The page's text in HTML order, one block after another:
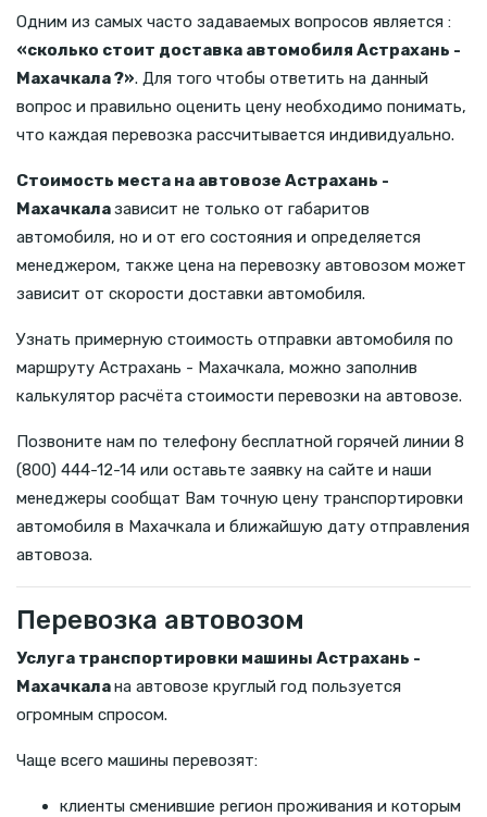
Одним из самых часто задаваемых вопросов является :
«сколько стоит доставка автомобиля Астрахань -
Махачкала ?». Для того чтобы ответить на данный
вопрос и правильно оценить цену необходимо понимать,
что каждая перевозка рассчитывается индивидуально.
Стоимость места на автовозе Астрахань -
Махачкалазависит не только от габаритов
автомобиля, но и от его состояния и определяется
менеджером, также цена на перевозку автовозом может
зависит от скорости доставки автомобиля.
Узнать примерную стоимость отправки автомобиля по
маршруту Астрахань - Махачкала, можно заполнив
калькулятор расчёта стоимости перевозки на автовозе.
Позвоните нам по телефону бесплатной горячей линии 8
(800) 444-12-14 или оставьте заявку на сайте и наши
менеджеры сообщат Вам точную цену транспортировки
автомобиля в Махачкала и ближайшую дату отправления
автовоза.
Перевозка автовозом
Услуга транспортировки машины Астрахань -
Махачкалана автовозе круглый год пользуется
огромным спросом.
Чаще всего машины перевозят:
клиенты сменившие регион проживания и которым